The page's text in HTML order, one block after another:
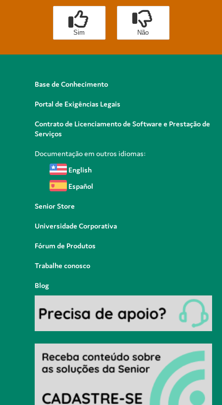
Sim Não
Base de Conhecimento
Portal de Exigências Legais
Contrato de Licenciamento de Software e Prestação de
Serviços
Documentação em outros idiomas:
English
Español
Senior Store
Universidade Corporativa
Fórum de Produtos
Trabalhe conosco
Blog